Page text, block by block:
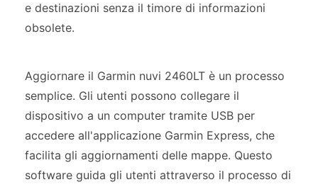
e destinazioni senza il timore di informazioni
obsolete.
Aggiornare il Garmin nuvi 2460LT è un processo
semplice. Gli utenti possono collegare il
dispositivo a un computer tramite USB per
accedere all'applicazione Garmin Express, che
facilita gli aggiornamenti delle mappe. Questo
software guida gli utenti attraverso il processo di